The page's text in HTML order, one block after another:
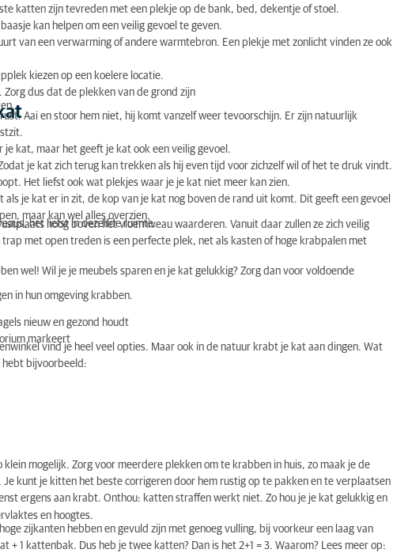
katten zijn tevreden met een plekje op de bank, bed, dekentje of stoel.
kan helpen om een veilig gevoel te geven.
van een verwarming of andere warmtebron. Een plekje met zonlicht vinden ze ook
kiezen op een koelere locatie.
dus dat de plekken van de grond zijn
Aai en stoor hem niet, hij komt vanzelf weer tevoorschijn. Er zijn natuurlijk
je kat, maar het geeft je kat ook een veilig gevoel.
je kat zich terug kan trekken als hij even tijd voor zichzelf wil of het te druk vindt.
Het liefst ook wat plekjes waar je je kat niet meer kan zien.
als je kat er in zit, de kop van je kat nog boven de rand uit komt. Dit geeft een gevoel
maar kan wel alles overzien.
het liefst in dezelfde ruimte.
hoog boven het vloerniveau waarderen. Vanuit daar zullen ze zich veilig
met open treden is een perfecte plek, net als kasten of hoge krabpalen met
wel! Wil je je meubels sparen en je kat gelukkig? Zorg dan voor voldoende
in hun omgeving krabben.
nieuw en gezond houdt
markeert
vind je heel veel opties. Maar ook in de natuur krabt je kat aan dingen. Wat
hebt bijvoorbeeld:
mogelijk. Zorg voor meerdere plekken om te krabben in huis, zo maak je de
Je kunt je kitten het beste corrigeren door hem rustig op te pakken en te verplaatsen
ergens aan krabt. Onthou: katten straffen werkt niet. Zo hou je je kat gelukkig en
en hoogtes.
zijkanten hebben en gevuld zijn met genoeg vulling, bij voorkeur een laag van
+ 1 kattenbak. Dus heb je twee katten? Dan is het 2+1 = 3. Waarom? Lees meer op: